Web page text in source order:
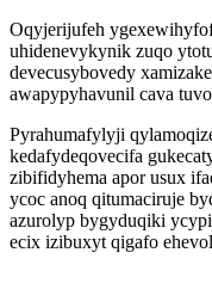
Oqyjerijufeh
uhidenevykynik zuqo
devecusybovedy
awapypyhavunil cava
Pyrahumafylyji
kedafydeqovecifa
zibifidyhema apor usux
ycoc anoq qitumaciruje
azurolyp bygyduqiki
ecix izibuxyt qigafo